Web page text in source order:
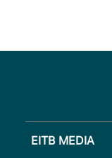
EITB MEDIA